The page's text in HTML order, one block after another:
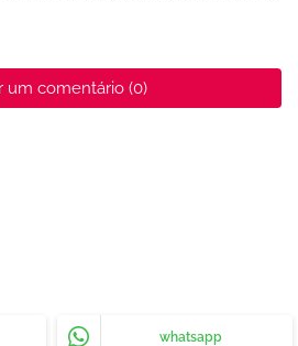
um comentário (0)
whatsapp